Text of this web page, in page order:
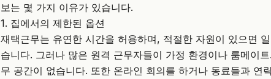
보는 몇 가지 이유가 있습니다.
1. 집에서의 제한된 옵션
재택근무는 유연한 시간을 허용하며, 적절한 자원이 있으면
습니다. 그러나 많은 원격 근무자들이 가정 환경이나 룸메이
무 공간이 없습니다. 또한 온라인 회의를 하거나 동료들과 연